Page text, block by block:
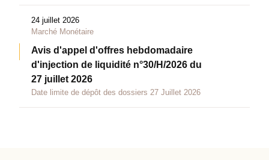
24 juillet 2026
Marché Monétaire
Avis d'appel d'offres hebdomadaire
d'injection de liquidité n°30/H/2026 du
27 juillet 2026
Date limite de dépôt des dossiers 27 Juillet 2026